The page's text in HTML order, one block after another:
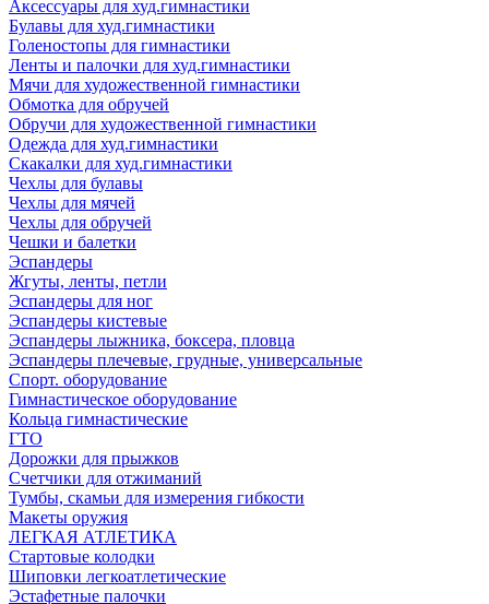
Аксессуары для худ.гимнастики
Булавы для худ.гимнастики
Голеностопы для гимнастики
Ленты и палочки для худ.гимнастики
Мячи для художественной гимнастики
Обмотка для обручей
Обручи для художественной гимнастики
Одежда для худ.гимнастики
Скакалки для худ.гимнастики
Чехлы для булавы
Чехлы для мячей
Чехлы для обручей
Чешки и балетки
Эспандеры
Жгуты, ленты, петли
Эспандеры для ног
Эспандеры кистевые
Эспандеры лыжника, боксера, пловца
Эспандеры плечевые, грудные, универсальные
Спорт. оборудование
Гимнастическое оборудование
Кольца гимнастические
ГТО
Дорожки для прыжков
Счетчики для отжиманий
Тумбы, скамьи для измерения гибкости
Макеты оружия
ЛЕГКАЯ АТЛЕТИКА
Стартовые колодки
Шиповки легкоатлетические
Эстафетные палочки